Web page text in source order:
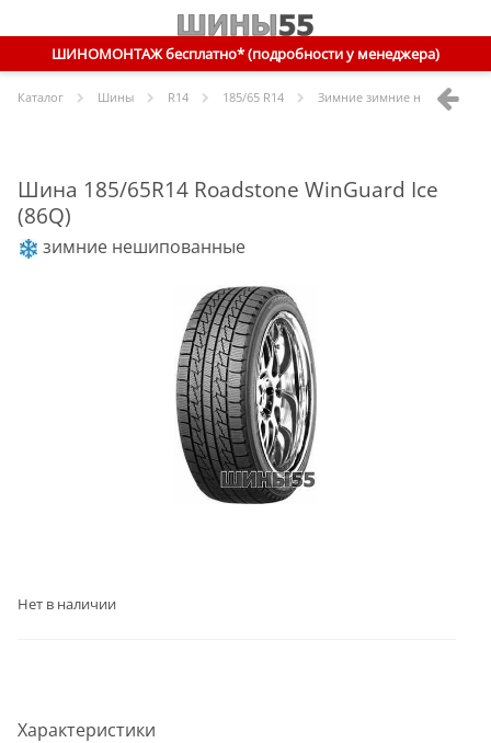
ШИНОМОНТАЖ бесплатно* (подробности у менеджера)
Каталог Шины R14 185/65 R14 Зимние зимние
Шина 185/65R14 Roadstone WinGuard Ice
(86Q)
зимние нешипованные
Характеристики
Нет в наличии